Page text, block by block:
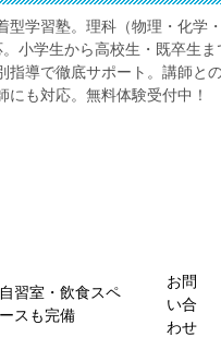
型学習塾。理科（物理・化学
小学生から高校生・既卒生
指導で徹底サポート。講師と
にも対応。無料体験受付中！
自習室・飲食スペ
ースも完備
お問
い合
わせ